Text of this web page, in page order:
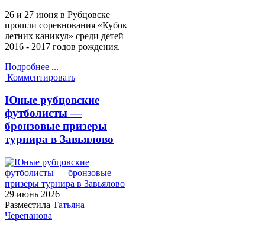
26 и 27 июня в Рубцовске
прошли соревнования «Кубок
летних каникул» среди детей
2016 - 2017 годов рождения.
Подробнее ...
Комментировать
Юные рубцовские
футболисты —
бронзовые призеры
турнира в Завьялово
29 июнь 2026
Разместила Татьяна
Черепанова